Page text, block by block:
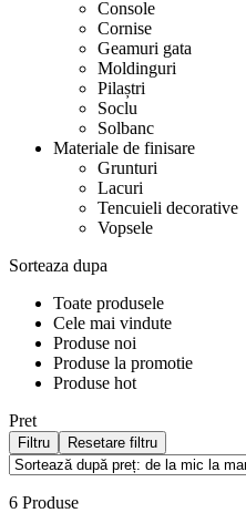
Console
Cornise
Geamuri gata
Moldinguri
Pilaștri
Soclu
Solbanc
Materiale de finisare
Grunturi
Lacuri
Tencuieli decorative
Vopsele
Sorteaza dupa
Toate produsele
Cele mai vindute
Produse noi
Produse la promotie
Produse hot
Pret
Filtru Resetare filtru
6 Produse